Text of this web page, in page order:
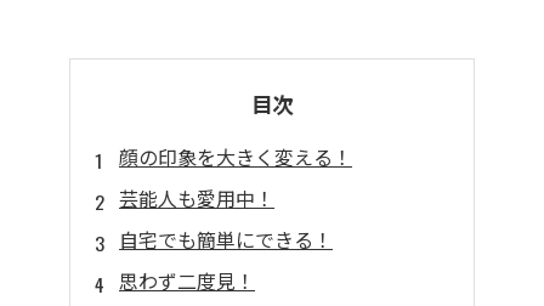
目次
顔の印象を大きく変える！
芸能人も愛用中！
自宅でも簡単にできる！
思わず二度見！